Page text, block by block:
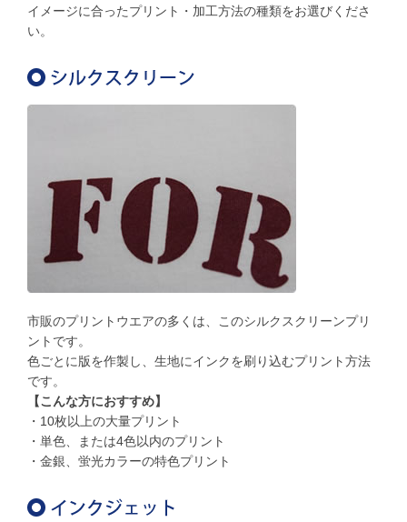
イメージに合ったプリント・加工方法の種類をお選びくださ
い。
市販のプリントウエアの多くは、このシルクスクリーンプリ
ントです。
色ごとに版を作製し、生地にインクを刷り込むプリント方法
です。
【こんな方におすすめ】
・10枚以上の大量プリント
・単色、または4色以内のプリント
・金銀、蛍光カラーの特色プリント